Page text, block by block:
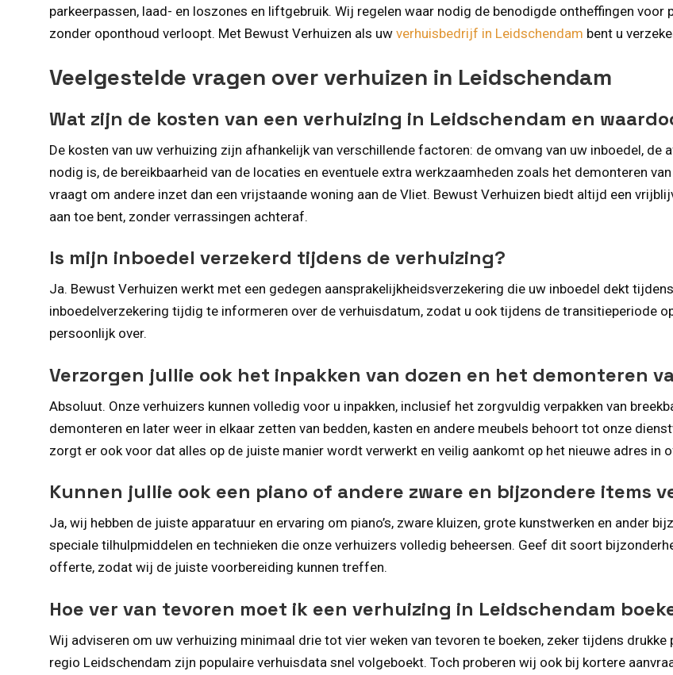
parkeerpassen, laad- en loszones en liftgebruik. Wij regelen waar nodig de benodigde ontheffingen voor
zonder oponthoud verloopt. Met Bewust Verhuizen als uw verhuisbedrijf in Leidschendam bent u
Veelgestelde vragen over verhuizen in Leidschendam
Wat zijn de kosten van een verhuizing in Leidschendam en
De kosten van uw verhuizing zijn afhankelijk van verschillende factoren: de omvang van uw inboedel,
nodig is, de bereikbaarheid van de locaties en eventuele extra werkzaamheden zoals het demonteren
vraagt om andere inzet dan een vrijstaande woning aan de Vliet. Bewust Verhuizen biedt altijd een
aan toe bent, zonder verrassingen achteraf.
Is mijn inboedel verzekerd tijdens de verhuizing?
Ja. Bewust Verhuizen werkt met een gedegen aansprakelijkheidsverzekering die uw inboedel dekt
inboedelverzekering tijdig te informeren over de verhuisdatum, zodat u ook tijdens de transitieperiode
persoonlijk over.
Verzorgen jullie ook het inpakken van dozen en het demonteren
Absoluut. Onze verhuizers kunnen volledig voor u inpakken, inclusief het zorgvuldig verpakken van
demonteren en later weer in elkaar zetten van bedden, kasten en andere meubels behoort tot onze
zorgt er ook voor dat alles op de juiste manier wordt verwerkt en veilig aankomt op het nieuwe adres in
Kunnen jullie ook een piano of andere zware en bijzondere items
Ja, wij hebben de juiste apparatuur en ervaring om piano’s, zware kluizen, grote kunstwerken en ander
speciale tilhulpmiddelen en technieken die onze verhuizers volledig beheersen. Geef dit soort
offerte, zodat wij de juiste voorbereiding kunnen treffen.
Hoe ver van tevoren moet ik een verhuizing in Leidschendam
Wij adviseren om uw verhuizing minimaal drie tot vier weken van tevoren te boeken, zeker tijdens
regio Leidschendam zijn populaire verhuisdata snel volgeboekt. Toch proberen wij ook bij kortere